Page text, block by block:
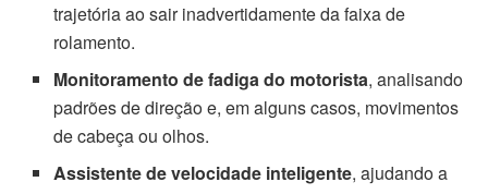
trajetória ao sair inadvertidamente da faixa de
rolamento.
Monitoramento de fadiga do motorista, analisando
padrões de direção e, em alguns casos, movimentos
de cabeça ou olhos.
Assistente de velocidade inteligente, ajudando a